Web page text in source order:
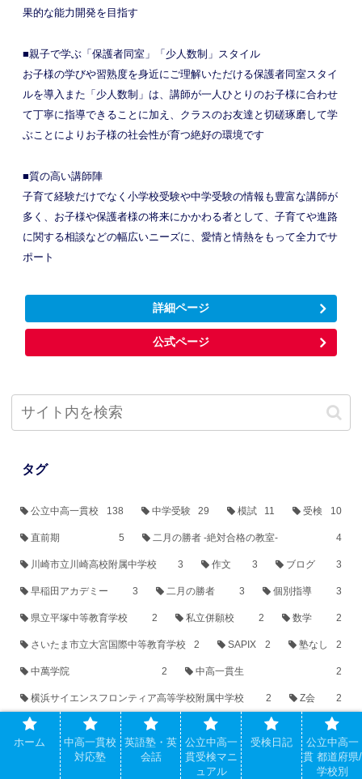
果的な能力開発を目指す
■親子で学ぶ「保護者同室」「少人数制」スタイル
お子様の学びや習熟度を身近にご理解いただける保護者同室スタイ
ルを導入また「少人数制」は、講師が一人ひとりのお子様に合わせ
て丁寧に指導できることに加え、クラスのお友達と切磋琢磨して学
ぶことによりお子様の社会性が育つ絶好の環境です
■質の高い講師陣
子育て経験だけでなく小学校受験や中学受験の情報も豊富な講師が
多く、お子様や保護者様の将来にかかわる者として、子育てや進路
に関する相談などの幅広いニーズに、愛情と情熱をもって全力でサ
ポート
詳細ページ
公式ページ
タグ
公立中高一貫校 138 中学受験 29 模試 11 受検 10
直前期 5 二月の勝者 -絶対合格の教室- 4
川崎市立川崎高校附属中学校 3 作文 3 ブログ 3
早稲田アカデミー 3 二月の勝者 3 個別指導 3
県立平塚中等教育学校 2 私立併願校 2 数学 2
さいたま市立大宮国際中等教育学校 2 SAPIX 2 塾なし 2
中萬学院 2 中高一貫生 2
横浜サイエンスフロンティア高等学校附属中学校 2 Z会 2
THE夜会 1 横浜市立南高校附属中学校 1 小3 1
内部進学 1 ways 1 合格最低点 1
ホーム
中高一貫校
対応塾
英語塾・英
会話
公立中高一
貫受検マニ
ュアル
受検日記
公立中高一
貫 都道府県/
学校別